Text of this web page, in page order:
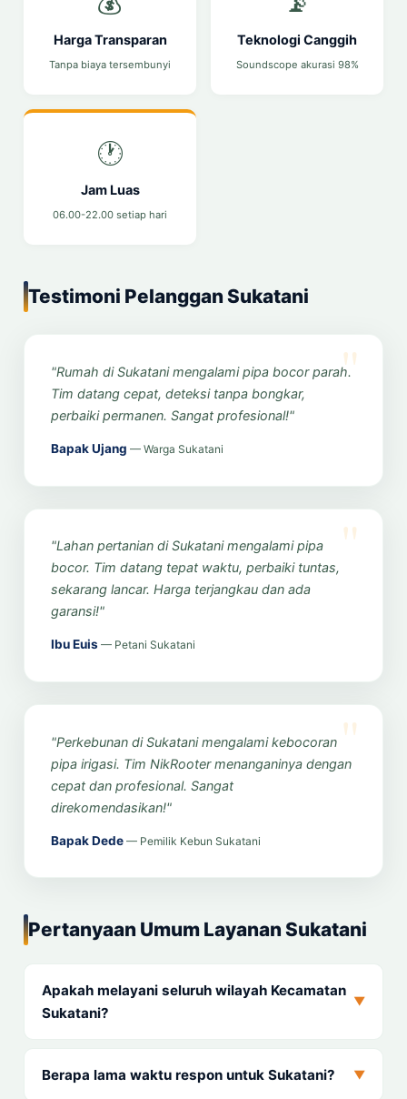
Harga Transparan
Tanpa biaya tersembunyi
Teknologi Canggih
Soundscope akurasi 98%
🕐
Jam Luas
06.00-22.00 setiap hari
Testimoni Pelanggan Sukatani
"Rumah di Sukatani mengalami pipa bocor parah.
Tim datang cepat, deteksi tanpa bongkar,
perbaiki permanen. Sangat profesional!"
Bapak Ujang — Warga Sukatani
"Lahan pertanian di Sukatani mengalami pipa
bocor. Tim datang tepat waktu, perbaiki tuntas,
sekarang lancar. Harga terjangkau dan ada
garansi!"
Ibu Euis — Petani Sukatani
"Perkebunan di Sukatani mengalami kebocoran
pipa irigasi. Tim NikRooter menanganinya dengan
cepat dan profesional. Sangat
direkomendasikan!"
Bapak Dede — Pemilik Kebun Sukatani
Pertanyaan Umum Layanan Sukatani
Apakah melayani seluruh wilayah Kecamatan
Sukatani?
▼
Berapa lama waktu respon untuk Sukatani? ▼